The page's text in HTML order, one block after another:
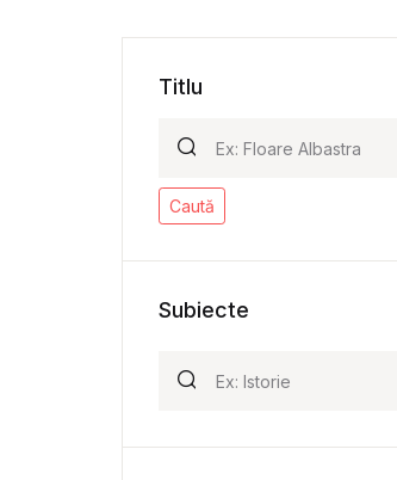
Titlu
Caută
Subiecte